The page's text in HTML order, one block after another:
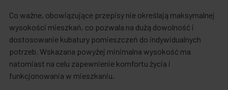
Co ważne, obowiązujące przepisy nie określają maksymalnej
wysokości mieszkań, co pozwala na dużą dowolność i
dostosowanie kubatury pomieszczeń do indywidualnych
potrzeb. Wskazana powyżej minimalna wysokość ma
natomiast na celu zapewnienie komfortu życia i
funkcjonowania w mieszkaniu.